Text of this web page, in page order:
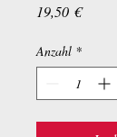
19,50 €Preis
Anzahl *